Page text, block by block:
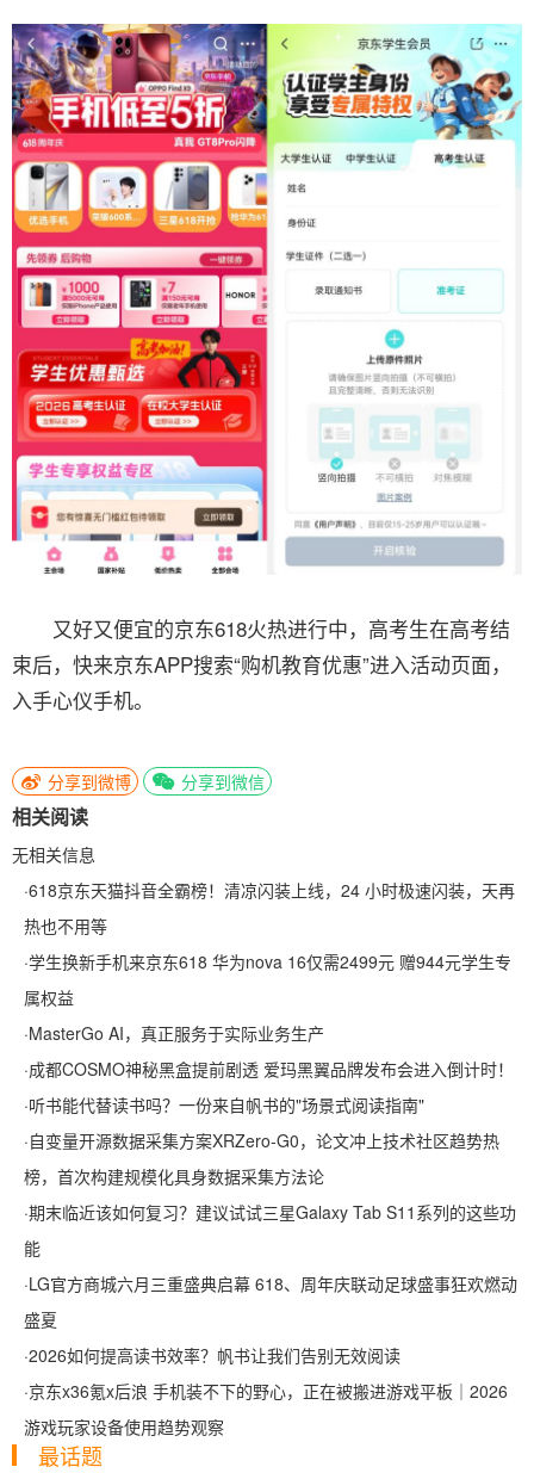
又好又便宜的京东618火热进行中，高考生在高考结
束后，快来京东APP搜索“购机教育优惠”进入活动页面，
入手心仪手机。
分享到微博 分享到微信
相关阅读
无相关信息
·618京东天猫抖音全霸榜！清凉闪装上线，24 小时极速闪装，天再
热也不用等
·学生换新手机来京东618 华为nova 16仅需2499元 赠944元学生专
属权益
·MasterGo AI，真正服务于实际业务生产
·成都COSMO神秘黑盒提前剧透 爱玛黑翼品牌发布会进入倒计时！
·听书能代替读书吗？一份来自帆书的"场景式阅读指南"
·自变量开源数据采集方案XRZero-G0，论文冲上技术社区趋势热
榜，首次构建规模化具身数据采集方法论
·期末临近该如何复习？建议试试三星Galaxy Tab S11系列的这些功
能
·LG官方商城六月三重盛典启幕 618、周年庆联动足球盛事狂欢燃动
盛夏
·2026如何提高读书效率？帆书让我们告别无效阅读
·京东x36氪x后浪 手机装不下的野心，正在被搬进游戏平板｜2026
游戏玩家设备使用趋势观察
最话题